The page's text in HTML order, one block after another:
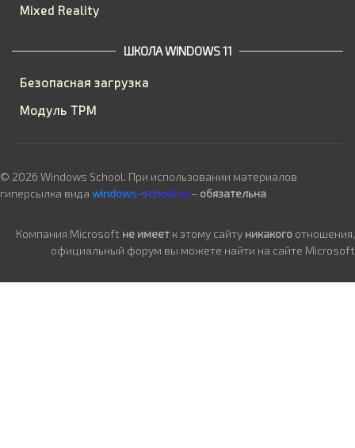
Mixed Reality
ШКОЛА WINDOWS 11
Безопасная загрузка
Модуль TPM
© 2026 Windows School. При использовании материалов
гиперсылка вида windows-school.ru – обязательна
Компания Microsoft не имеет к этому сайту никакого отношения,
официальный форум вы можете найти на сайте Microsoft